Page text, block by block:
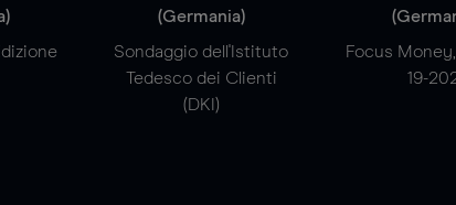
(Germania)
Sondaggio dell'Istituto
Tedesco dei Clienti
(DKI)
Focus
19-